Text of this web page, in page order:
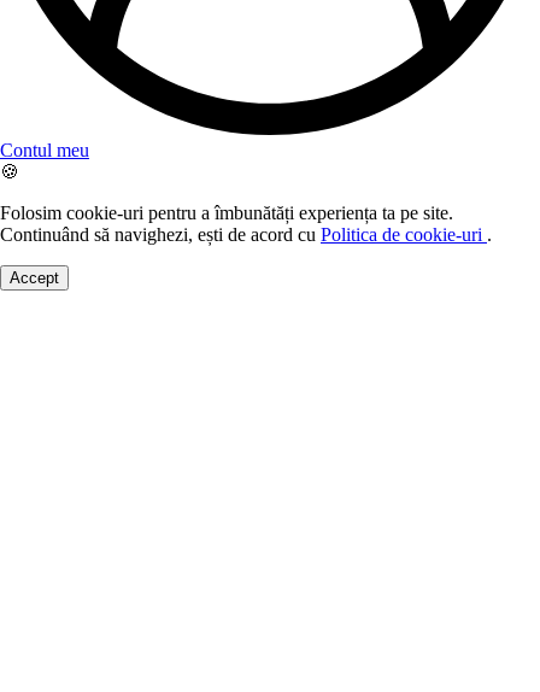
Contul meu
🍪
Folosim cookie-uri pentru a îmbunătăți experiența ta pe site.
Continuând să navighezi, ești de acord cu Politica de cookie-uri .
Accept